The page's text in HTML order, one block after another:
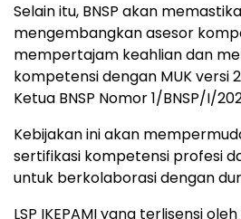
Selain itu, BNSP akan
mengembangkan asesor
mempertajam keahlian dan
kompetensi dengan MUK versi
Ketua BNSP Nomor 1/BNSP/I/
Kebijakan ini akan
sertifikasi kompetensi profesi
untuk berkolaborasi dengan
LSP IKEPAMI yang terlisensi